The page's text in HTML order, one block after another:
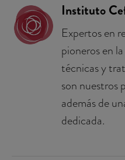
Instituto
Expertos en
pioneros en
técnicas y
son nuestros
además de
dedicada.